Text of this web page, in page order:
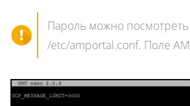
Пароль можно
/etc/amportal.conf. Поле